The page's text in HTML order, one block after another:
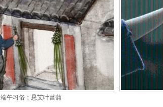
端午习俗：悬艾叶菖蒲